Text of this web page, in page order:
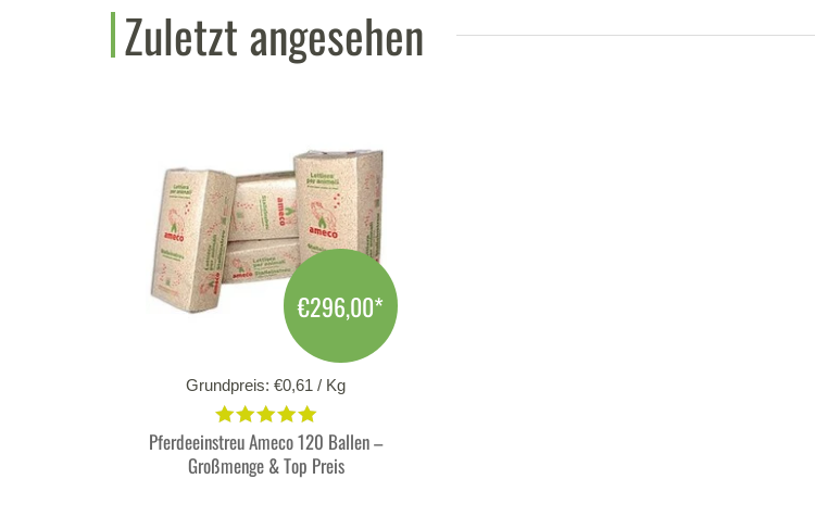
Zuletzt angesehen
€296,00*
Grundpreis: €0,61 / Kg
Pferdeeinstreu Ameco 120 Ballen –
Großmenge & Top Preis